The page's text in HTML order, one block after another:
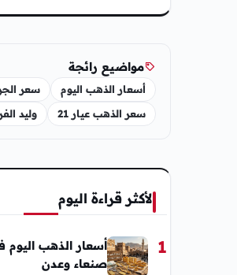
مواضيع رائجة
أسعار الذهب اليوم سعر
سعر الذهب عيار 21
وليد
الأكثر قراءة اليوم
1
صنعاء وعدن